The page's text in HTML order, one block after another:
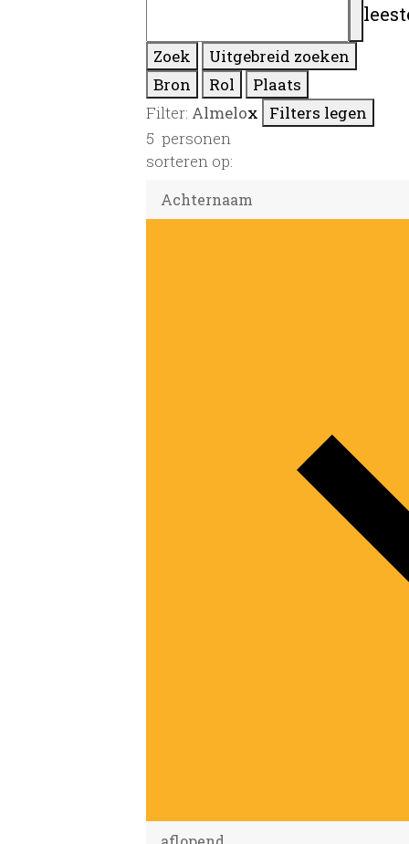
Zoek
Uitgebreid zoeken
Bron
Rol
Plaats
Filter: Almelox
Filters legen
5 personen
sorteren op: